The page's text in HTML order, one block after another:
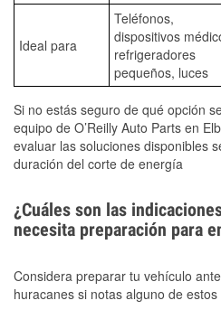
Ideal para
Teléfonos,
dispositivos
refrigeradores
pequeños, luces
Si no estás seguro de qué opción
equipo de O’Reilly Auto Parts en
evaluar las soluciones disponibles
duración del corte de energía
¿Cuáles son las
necesita preparación para
Considera preparar tu vehículo
huracanes si notas alguno de